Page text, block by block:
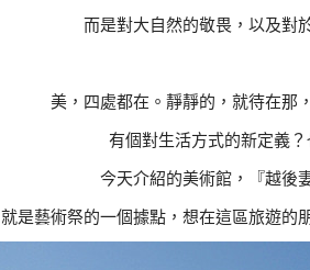
而是對大自然的敬畏，以及對
美，四處都在。靜靜的，就待在那
有個對生活方式的新定義
今天介紹的美術館，『越後
就是藝術祭的一個據點，想在這區旅遊的